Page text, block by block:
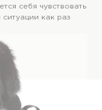
себя чувствовать
как раз